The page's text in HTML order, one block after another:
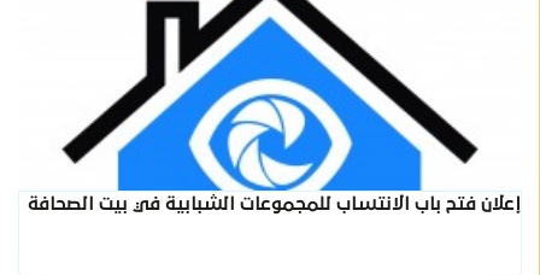
إعلان فتح باب الانتساب للمجموعات الشبابية في بيت الصحافة